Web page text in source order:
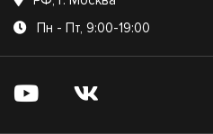
Пн - Пт, 9:00-19:00